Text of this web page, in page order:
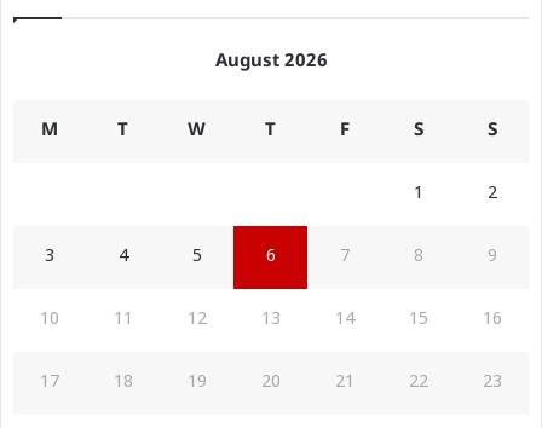
August 2026
M T W T F S S
1 2
3 4 5 6 7 8 9
10 11 12 13 14 15 16
17 18 19 20 21 22 23